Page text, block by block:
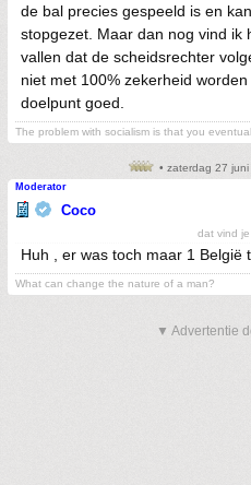
de bal precies gespeeld is en
stopgezet. Maar dan nog vind ik
vallen dat de scheidsrechter
niet met 100% zekerheid
doelpunt goed.
The problem with socialism is that you
• zaterdag 27
Moderator
Coco
dat vind
Huh , er was toch maar 1 België
What can change the nature of a man?
▼ Advertentie